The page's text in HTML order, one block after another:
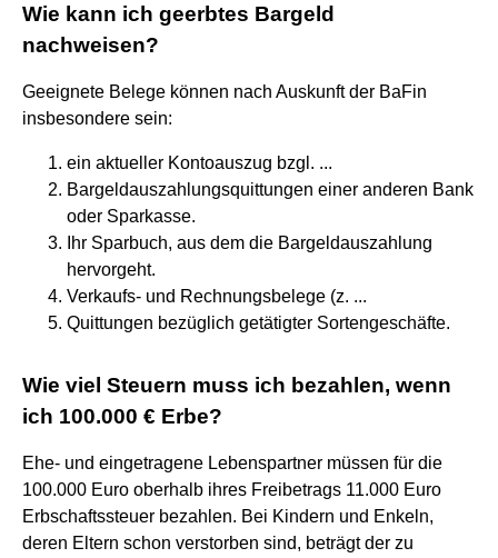
Wie kann ich geerbtes Bargeld
nachweisen?
Geeignete Belege können nach Auskunft der BaFin
insbesondere sein:
ein aktueller Kontoauszug bzgl. ...
Bargeldauszahlungsquittungen einer anderen Bank
oder Sparkasse.
Ihr Sparbuch, aus dem die Bargeldauszahlung
hervorgeht.
Verkaufs- und Rechnungsbelege (z. ...
Quittungen bezüglich getätigter Sortengeschäfte.
Wie viel Steuern muss ich bezahlen, wenn
ich 100.000 € Erbe?
Ehe- und eingetragene Lebenspartner müssen für die
100.000 Euro oberhalb ihres Freibetrags 11.000 Euro
Erbschaftssteuer bezahlen. Bei Kindern und Enkeln,
deren Eltern schon verstorben sind, beträgt der zu